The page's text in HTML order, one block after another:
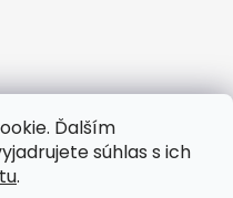
Ďalším
súhlas s ich
tu.
údajov